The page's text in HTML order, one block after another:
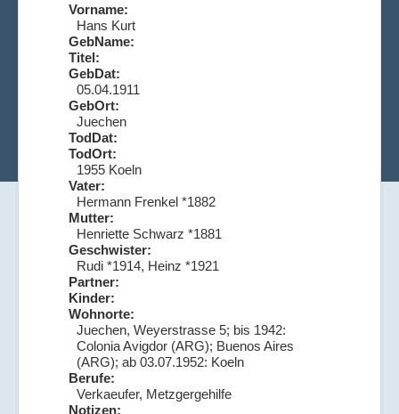
Vorname:
Hans Kurt
GebName:
Titel:
GebDat:
05.04.1911
GebOrt:
Juechen
TodDat:
TodOrt:
1955 Koeln
Vater:
Hermann Frenkel *1882
Mutter:
Henriette Schwarz *1881
Geschwister:
Rudi *1914, Heinz *1921
Partner:
Kinder:
Wohnorte:
Juechen, Weyerstrasse 5; bis 1942:
Colonia Avigdor (ARG); Buenos Aires
(ARG); ab 03.07.1952: Koeln
Berufe:
Verkaeufer, Metzgergehilfe
Notizen: